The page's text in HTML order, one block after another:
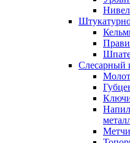
Слесарный